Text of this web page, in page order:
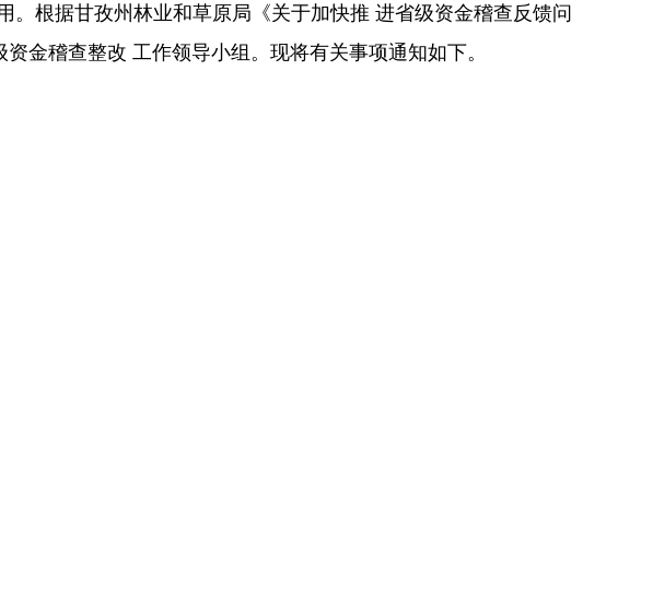
根据甘孜州林业和草原局《关于加快推 进省级资金稽查反馈问
金稽查整改 工作领导小组。现将有关事项通知如下。